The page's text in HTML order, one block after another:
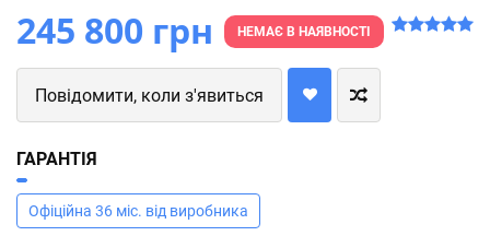
245 800 грн НЕМАЄ В НАЯВНОСТІ
Повідомити, коли з'явиться
ГАРАНТІЯ
Офіційна 36 міс. від виробника